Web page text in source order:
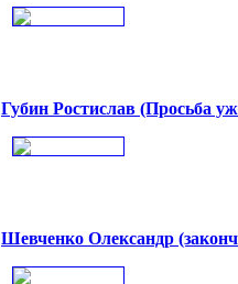
Губин Ростислав (Просьба
Шевченко Олександр